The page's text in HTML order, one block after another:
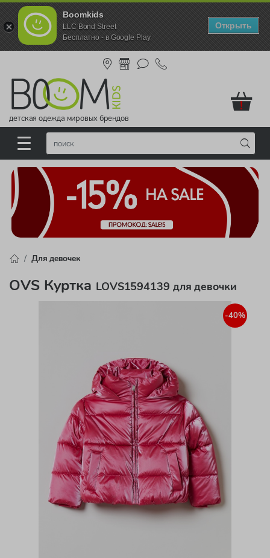
Boomkids
LLC Bond Street
Бесплатно - в Google Play
Открыть
детская одежда мировых брендов
!
Для девочек
OVS Куртка LOVS1594139 для девочки
-40%